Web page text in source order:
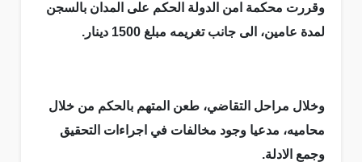
وقررت محكمة امن الدولة الحكم على المدان بالسجن
لمدة عامين، الى جانب تغريمه مبلغ 1500 دينار.
وخلال مراحل التقاضي، طعن المتهم بالحكم من خلال
محاميه، مدعيا وجود مخالفات في اجراءات التحقيق
وجمع الادلة.